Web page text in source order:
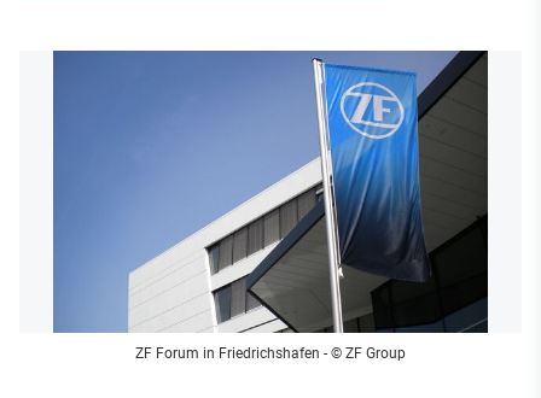
ZF Forum in Friedrichshafen - © ZF Group